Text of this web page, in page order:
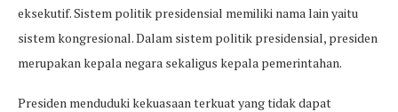
eksekutif. Sistem politik presidensial memiliki nama lain yaitu
sistem kongresional. Dalam sistem politik presidensial, presiden
merupakan kepala negara sekaligus kepala pemerintahan.
Presiden menduduki kekuasaan terkuat yang tidak dapat